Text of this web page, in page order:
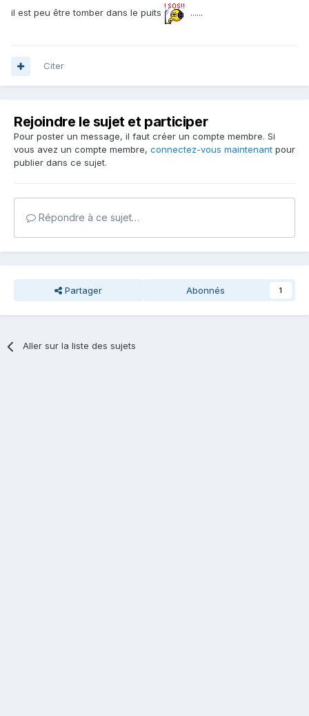
il est peu être tomber dans le puits ......
Citer
Rejoindre le sujet et participer
Pour poster un message, il faut créer un compte membre. Si
vous avez un compte membre, connectez-vous maintenant pour
publier dans ce sujet.
Répondre à ce sujet…
Partager Abonnés 1
Aller sur la liste des sujets